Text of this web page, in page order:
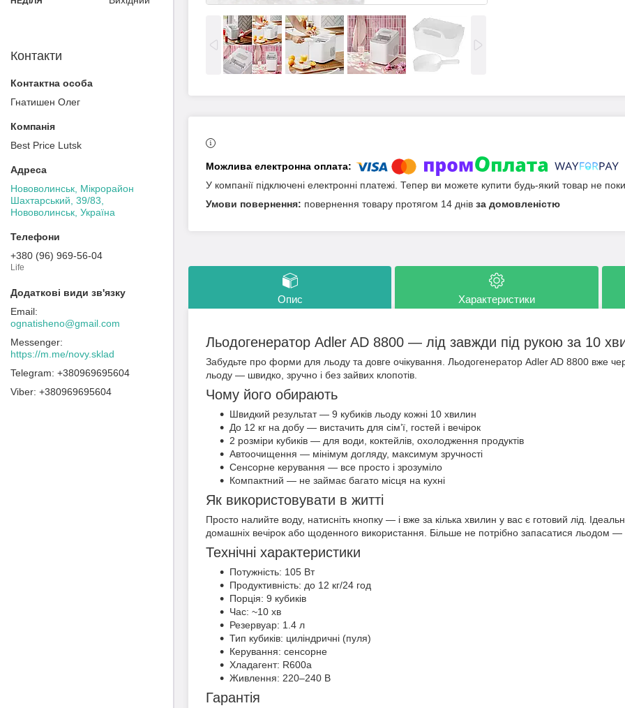
У компанії підключені електронні платежі. Тепер ви можете купити будь-який товар не
повернення товару протягом 14 днів за домовленістю
Опис Характеристики
Льодогенератор Adler AD 8800 — лід завжди під рукою за 10
Забудьте про форми для льоду та довге очікування. Льодогенератор Adler AD 8800 вже
льоду — швидко, зручно і без зайвих клопотів.
Чому його обирають
Швидкий результат — 9 кубиків льоду кожні 10 хвилин
До 12 кг на добу — вистачить для сім’ї, гостей і вечірок
2 розміри кубиків — для води, коктейлів, охолодження продуктів
Автоочищення — мінімум догляду, максимум зручності
Сенсорне керування — все просто і зрозуміло
Компактний — не займає багато місця на кухні
Як використовувати в житті
Просто налийте воду, натисніть кнопку — і вже за кілька хвилин у вас є готовий лід.
домашніх вечірок або щоденного використання. Більше не потрібно запасатися льодом —
Технічні характеристики
Потужність: 105 Вт
Продуктивність: до 12 кг/24 год
Порція: 9 кубиків
Час: ~10 хв
Резервуар: 1.4 л
Тип кубиків: циліндричні (пуля)
Керування: сенсорне
Хладагент: R600a
Живлення: 220–240 В
Гарантія
Контакти
Гнатишен Олег
Best Price Lutsk
Нововолинськ, Мікрорайон
Шахтарський, 39/83,
Нововолинськ, Україна
+380 (96) 969-56-04
Life
ognatisheno@gmail.com
https://m.me/novy.sklad
+380969695604
+380969695604